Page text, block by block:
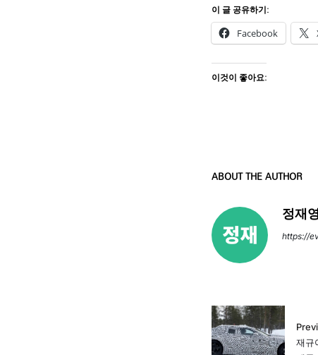
이 글 공유하기:
Facebook
이것이 좋아요:
ABOUT THE AUTHOR
정재
https://
재규